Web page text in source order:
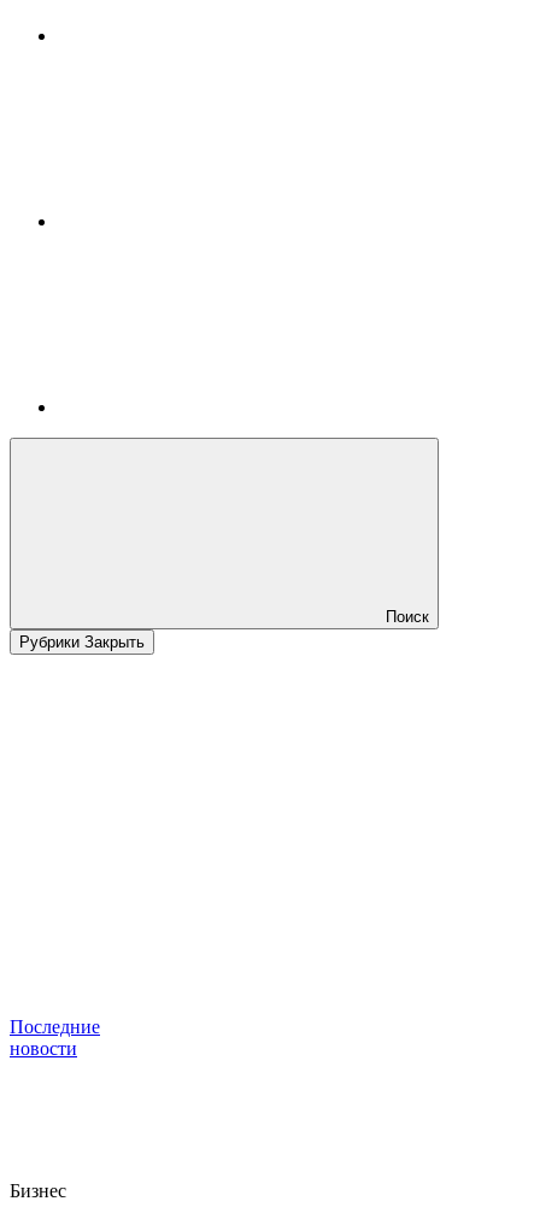
Поиск
Рубрики Закрыть
Последние
новости
Бизнес